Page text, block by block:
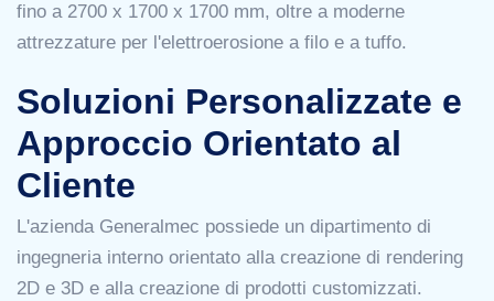
fino a 2700 x 1700 x 1700 mm, oltre a moderne
attrezzature per l'elettroerosione a filo e a tuffo.
Soluzioni Personalizzate e
Approccio Orientato al
Cliente
L'azienda Generalmec possiede un dipartimento di
ingegneria interno orientato alla creazione di rendering
2D e 3D e alla creazione di prodotti customizzati.